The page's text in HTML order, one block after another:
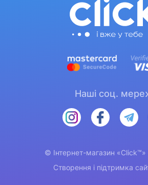
Наші соц.
© Інтернет-магазин
Створення і підтримка